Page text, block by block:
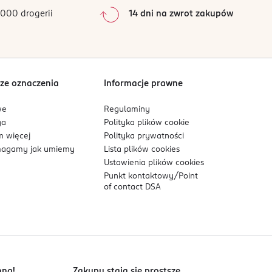
0%
Sortowanie wgdata: od najnowszej
drogerii 14 dni na zwrot zakupów
oznaczenia
więcej
jak umiemy
Informacje prawne
Regulaminy
Polityka plikówcookie
Polityka prywatności
Lista plikówcookies
Ustawienia plikówcookies
Punkt kontaktowy/ Point
of contact DSA